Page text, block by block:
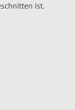
ist.